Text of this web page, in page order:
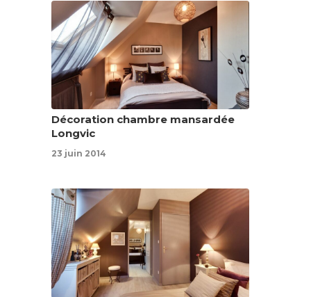
Décoration chambre mansardée
Longvic
23 juin 2014